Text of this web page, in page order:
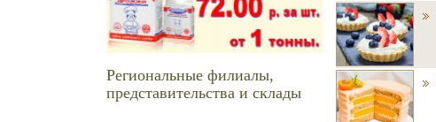
Региональные филиалы,
представительства и склады